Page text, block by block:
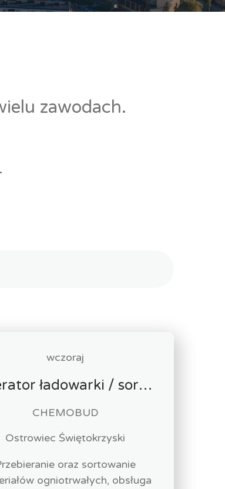
zawodach.
wczoraj
Operator ładowarki / sortowacz surowców wtórnych
CHEMOBUD
Ostrowiec Świętokrzyski
oraz sortowanie
ogniotrwałych, obsługa